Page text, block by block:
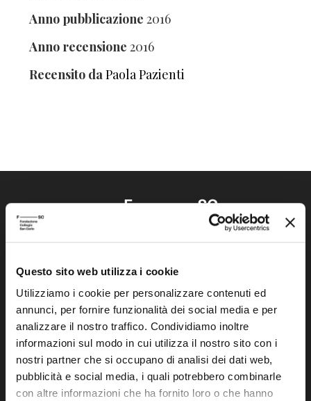
Questo sito web utilizza i cookie
Utilizziamo i cookie per personalizzare contenuti ed
annunci, per fornire funzionalità dei social media e per
analizzare il nostro traffico. Condividiamo inoltre
informazioni sul modo in cui utilizza il nostro sito con i
nostri partner che si occupano di analisi dei dati web,
pubblicità e social media, i quali potrebbero combinarle
con altre informazioni che ha fornito loro o che hanno
Anno pubblicazione 2016
Anno recensione 2016
Recensito daPaola Pazienti
Fondazione Collegio San Carlo
Via San Carlo 5
41121 Modena (MO)
P.I. 00641060363
tel. 059.421211
info@fondazionesancarlo.it